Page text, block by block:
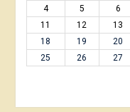
4
5 6
11
12 13
18
19 20
25
26 27